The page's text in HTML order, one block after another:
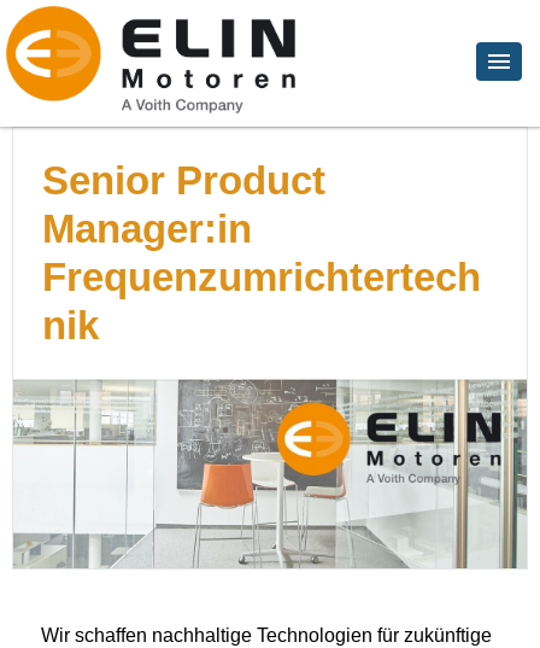
Senior Product
Manager:in
Frequenzumrichtertech
nik
Wir schaffen nachhaltige Technologien für zukünftige